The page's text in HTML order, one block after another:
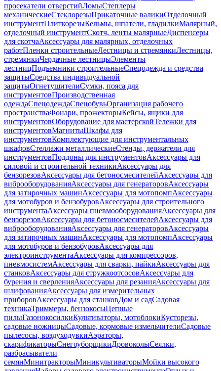
просекатели отверстийЛомыСтеплеры
механическиеСтеклорезыПрикаточные валикиОтделочный
инструментПлиткорезыКельмы, шпатели, гладилкиМалярный,
отделочный инструментСкотч, ленты малярныеДиспенсеры
для скотчаАксессуары для малярных, отделочных
работПленки строительныеЛестницы и стремянкиЛестницы,
стремянкиЧердачные лестницыЭлементы
лестницПодъемники строительныеСпецодежда и средства
защитыСредства индивидуальной
защитыОгнетушителиСумки, пояса для
инструментовПроизводственная
одеждаСпецодеждаСпецобувьОрганизация рабочего
пространстваФонари, прожекторыКейсы, ящики для
инструментовОборудование для мастерскойТележки для
инструментовМагнитыШкафы для
инструментовКомплектующие для инструментальных
шкафовСтеллажи металлическиеСтенды, держатели для
инструментовПоддоны для инструментовАксессуары для
силовой и строительной техникиАксессуары для
бензорезовАксессуары для бетоносмесителейАксессуары для
виброоборудованияАксессуары для генераторовАксессуары
для затирочных машинАксессуары для мотопомпАксессуары
для мотобуров и бензобуровАксессуары для строительного
инструментаАксессуары пневмооборудованияАксессуары для
бензорезовАксессуары для бетоносмесителейАксессуары для
виброоборудованияАксессуары для генераторовАксессуары
для затирочных машинАксессуары для мотопомпАксессуары
для мотобуров и бензобуровАксессуары для
электроинструментаАксессуары для компрессоров,
пневмосистемАксессуары для сварки, пайкиАксессуары для
станковАксессуары для стружкоотсосовАксессуары для
бурения и сверленияАксессуары для резанияАксессуары для
шлифованияАксессуары для измерительных
приборовАксессуары для станковДом и садСадовая
техникаТриммеры, бензокосыЦепные
пилыГазонокосилкиКультиваторы, мотоблокиКусторезы,
садовые ножницыСадовые, кормовые измельчителиСадовые
пылесосы, воздуходувкиАэраторы,
скарификаторыСнегоуборщикиДровоколыСеялки,
разбрасыватели
семянМинитракторыМиникультиваторыМойки высокого